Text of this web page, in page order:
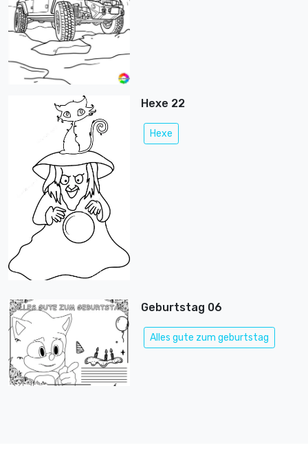
Hexe 22
Hexe
Geburtstag 06
Alles gute zum geburtstag